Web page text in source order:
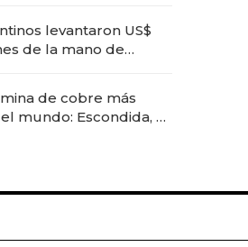
en experiencias
levantaron US$
de la mano de
de cobre más
mundo: Escondida, el